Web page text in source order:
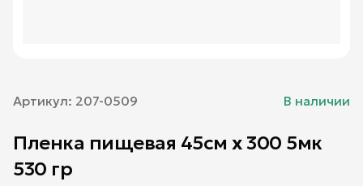
Артикул: 207-0509 В наличии
Пленка пищевая 45см х 300 5мк
530 гр